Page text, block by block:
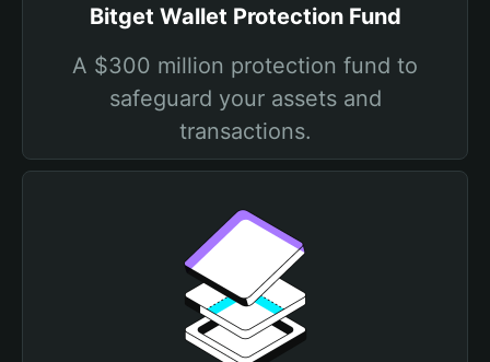
Bitget Wallet Protection Fund
A $300 million protection fund to
safeguard your assets and
transactions.